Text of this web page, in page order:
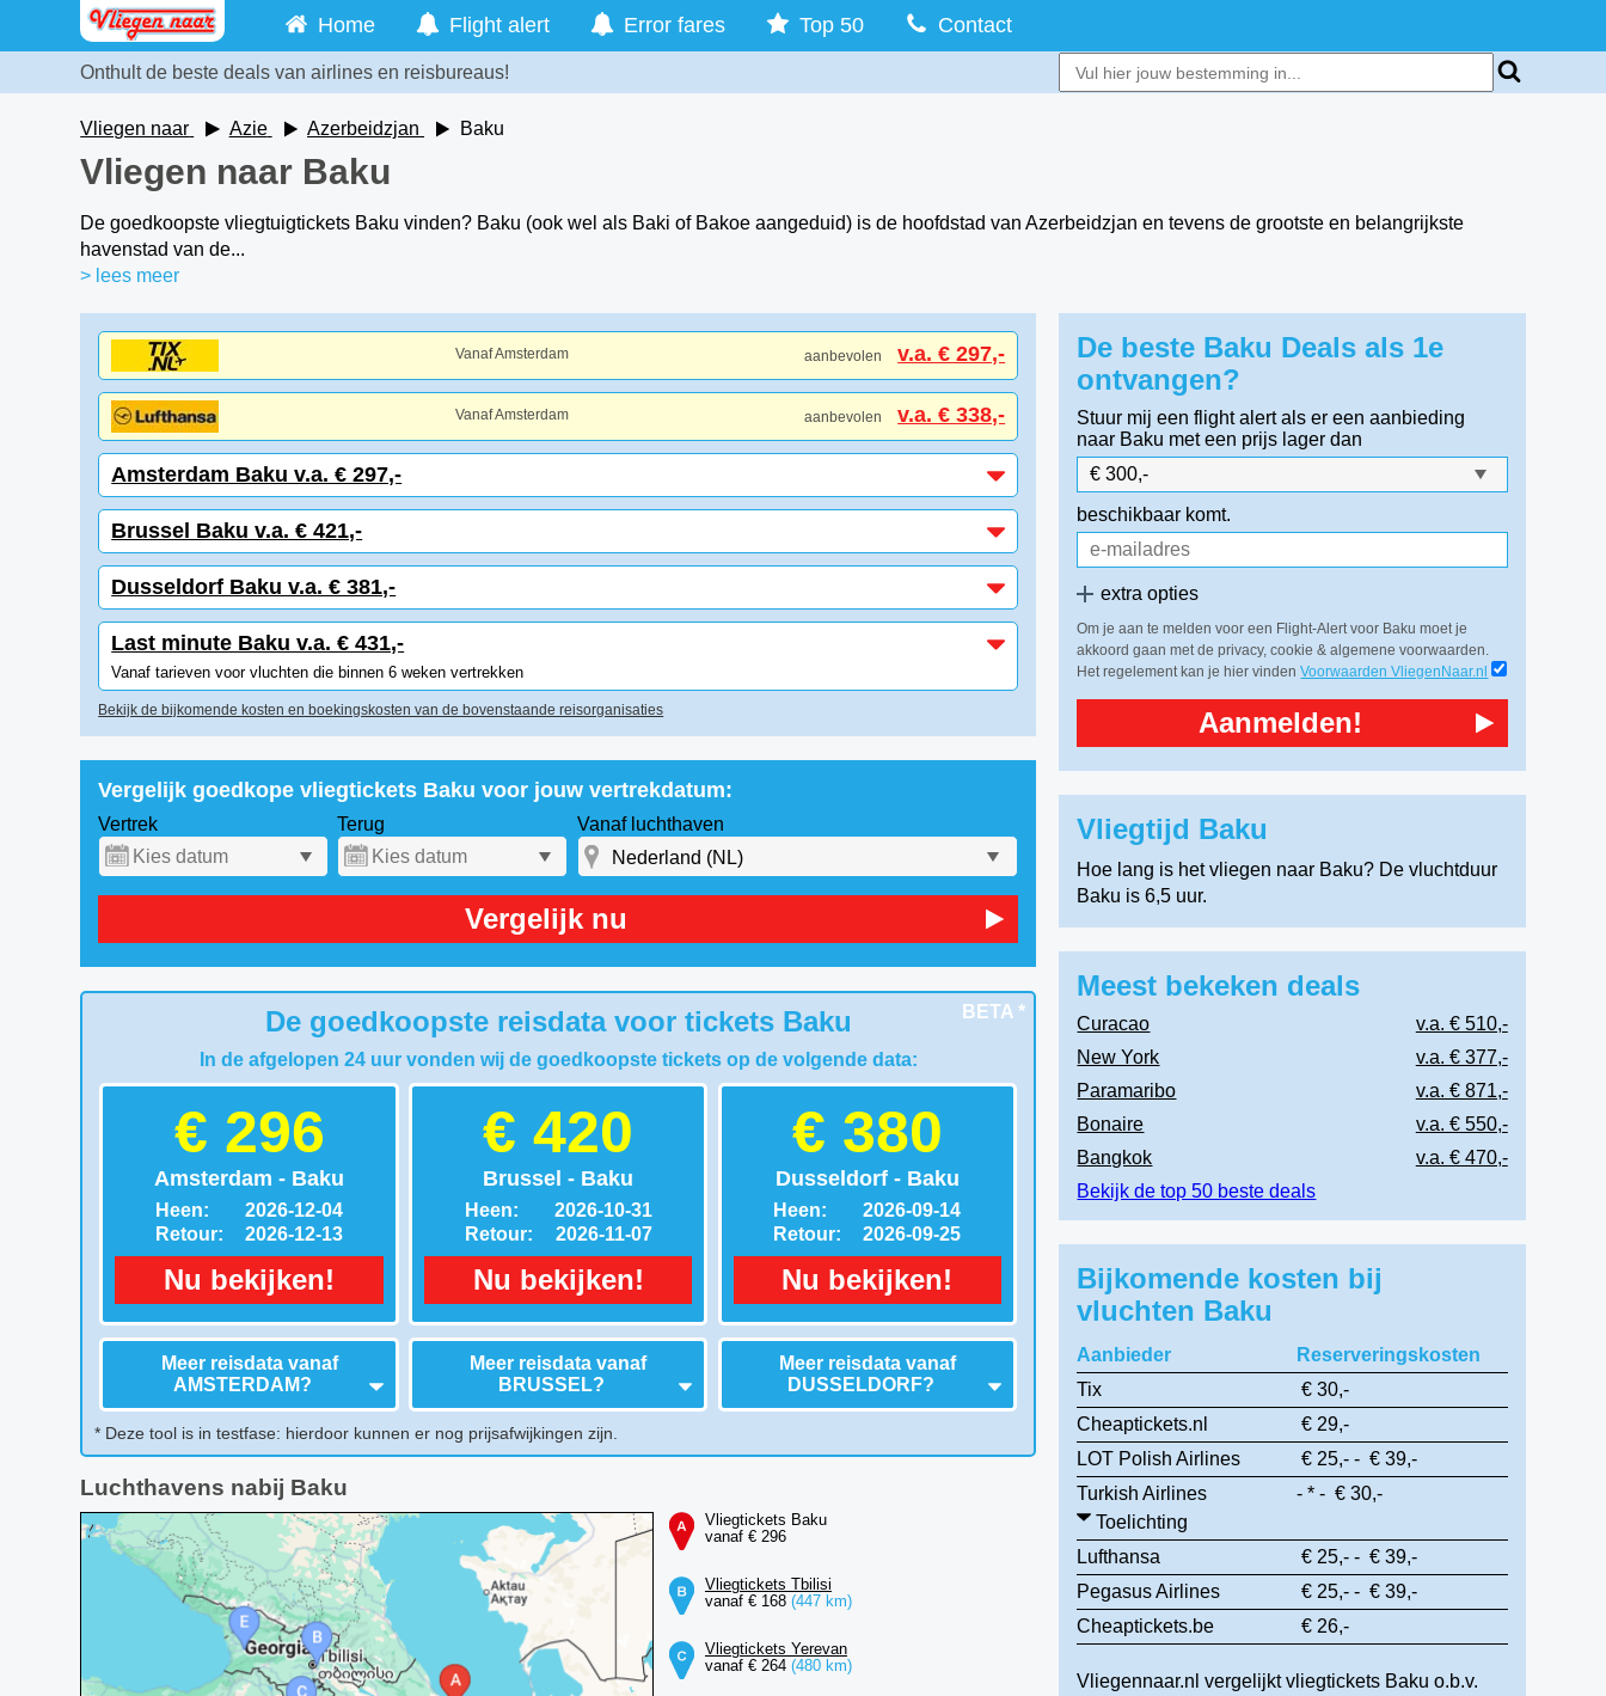
Home Flight alert Error fares Top 50 Contact
Onthult de beste deals van airlines en reisbureaus!
Vliegen naar Azie Azerbeidzjan Baku
Vliegen naar Baku
De goedkoopste vliegtuigtickets Baku vinden? Baku (ook wel als Baki of Bakoe aangeduid) is de hoofdstad van Azerbeidzjan en tevens de grootste en belangrijkste
havenstad van de...
> lees meer
Vanaf Amsterdam aanbevolen v.a. € 297,-
Vanaf Amsterdam aanbevolen v.a. € 338,-
Amsterdam Baku v.a. € 297,-
Brussel Baku v.a. € 421,-
Dusseldorf Baku v.a. € 381,-
Last minute Baku v.a. € 431,-
Vanaf tarieven voor vluchten die binnen 6 weken vertrekken
Bekijk de bijkomende kosten en boekingskosten van de bovenstaande reisorganisaties
Vergelijk goedkope vliegtickets Baku voor jouw vertrekdatum:
Vertrek Terug Vanaf luchthaven
Vergelijk nu
BETA *
De goedkoopste reisdata voor tickets Baku
In de afgelopen 24 uur vonden wij de goedkoopste tickets op de volgende data:
€ 296
Amsterdam - Baku
Heen:
Retour:
2026-12-04
2026-12-13
Nu bekijken!
Meer reisdata vanaf
AMSTERDAM?
€ 420
Brussel - Baku
Heen:
Retour:
2026-10-31
2026-11-07
Nu bekijken!
Meer reisdata vanaf
BRUSSEL?
€ 380
Dusseldorf - Baku
Heen:
Retour:
2026-09-14
2026-09-25
Nu bekijken!
Meer reisdata vanaf
DUSSELDORF?
* Deze tool is in testfase: hierdoor kunnen er nog prijsafwijkingen zijn.
Luchthavens nabij Baku
Vliegtickets Baku
vanaf € 296
Vliegtickets Tbilisi
vanaf € 168 (447 km)
Vliegtickets Yerevan
vanaf € 264 (480 km)
De beste Baku Deals als 1e
ontvangen?
Stuur mij een flight alert als er een aanbieding
naar Baku met een prijs lager dan
beschikbaar komt.
extra opties
Om je aan te melden voor een Flight-Alert voor Baku moet je
akkoord gaan met de privacy, cookie & algemene voorwaarden.
Het regelement kan je hier vindenVoorwaarden VliegenNaar.nl
Aanmelden!
Vliegtijd Baku
Hoe lang is het vliegen naar Baku? De vluchtduur
Baku is 6,5 uur.
Meest bekeken deals
Curacao
v.a. € 510,-
New York
v.a. € 377,-
Paramaribo
v.a. € 871,-
Bonaire
v.a. € 550,-
Bangkok
v.a. € 470,-
Bekijk de top 50 beste deals
Bijkomende kosten bij
vluchten Baku
Aanbieder
Reserveringskosten
Tix
€ 30,-
Cheaptickets.nl
€ 29,-
LOT Polish Airlines
€ 25,- - € 39,-
Turkish Airlines
- * - € 30,-
Toelichting
Lufthansa
€ 25,- - € 39,-
Pegasus Airlines
€ 25,- - € 39,-
Cheaptickets.be
€ 26,-
Vliegennaar.nl vergelijkt vliegtickets Baku o.b.v.